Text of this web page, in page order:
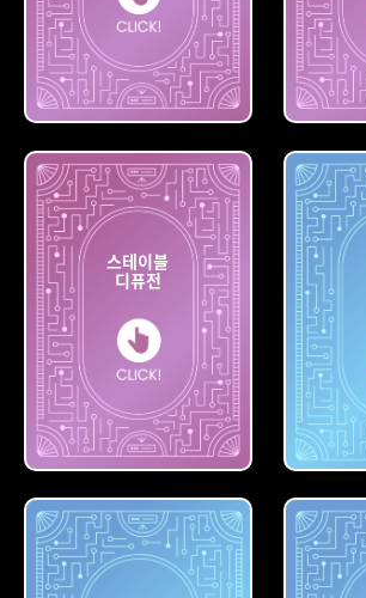
레오나르도
AI
스테이블
디퓨전
스테이블
디퓨전